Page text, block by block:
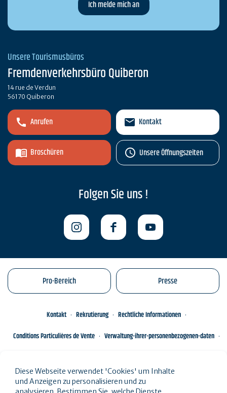
Unsere Tourismusbüros
Fremdenverkehrsbüro Quiberon
14 rue de Verdun
56170 Quiberon
Anrufen
Broschüren
Kontakt
Unsere Öffnungszeiten
Folgen Sie uns !
Pro-Bereich Presse
Kontakt Rekrutierung
Rechtliche Informationen
Conditions Particulières de Vente
Verwaltung-ihrer-personenbezogenen-daten
Diese Webseite verwendet 'Cookies' um Inhalte
und Anzeigen zu personalisieren und zu